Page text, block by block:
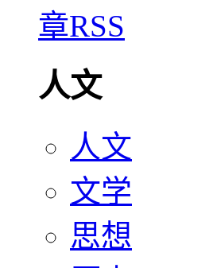
人文
人文
文学
思想